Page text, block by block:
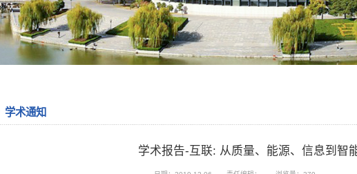
学术通知
学术报告-互联: 从质量、能源、信息到智